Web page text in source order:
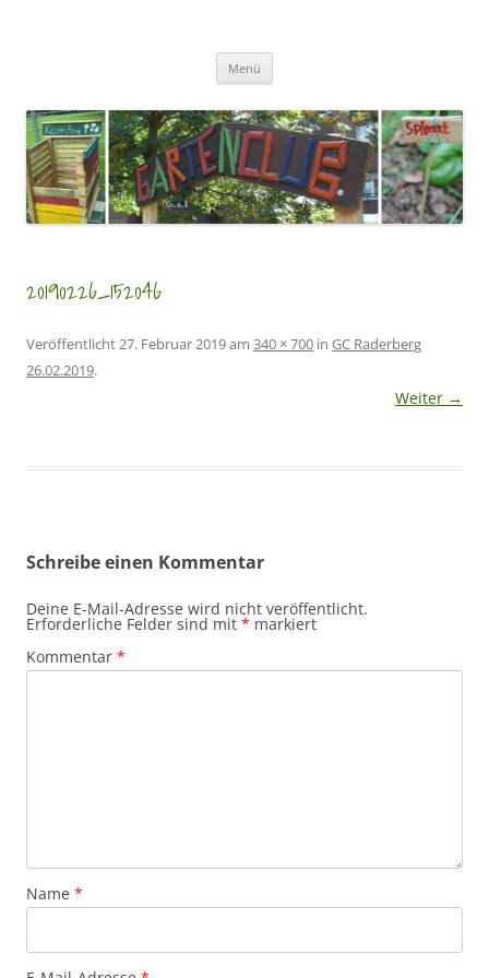
Menü
20190226_152046
Veröffentlicht27. Februar 2019am 340 × 700 in GC Raderberg
26.02.2019.
Weiter →
Schreibe einen Kommentar
Deine E-Mail-Adresse wird nicht veröffentlicht.
Erforderliche Felder sind mit * markiert
Kommentar *
Name *